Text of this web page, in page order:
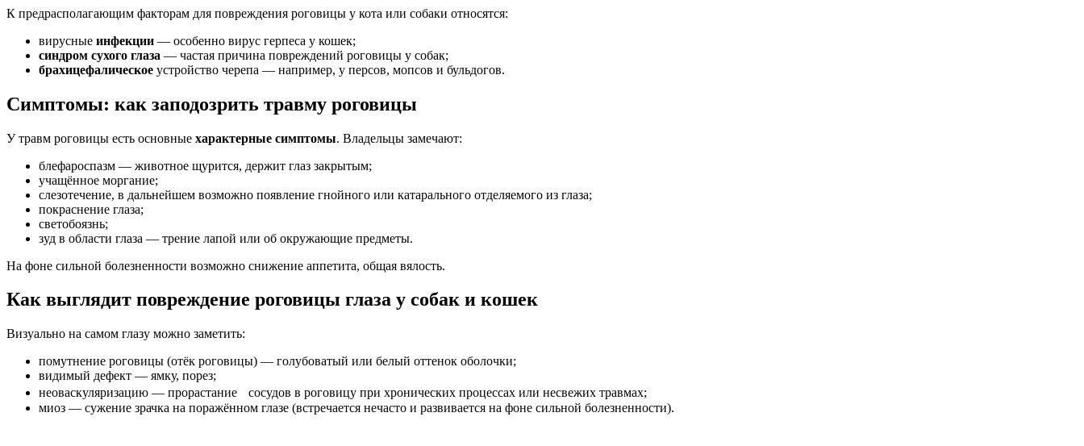
К предрасполагающим факторам для повреждения роговицы у кота или собаки относятся:
вирусные инфекции — особенно вирус герпеса у кошек;
синдром сухого глаза — частая причина повреждений роговицы у собак;
брахицефалическое устройство черепа — например, у персов, мопсов и бульдогов.
Симптомы: как заподозрить травму роговицы
У травм роговицы есть основные характерные симптомы. Владельцы замечают:
блефароспазм — животное щурится, держит глаз закрытым;
учащённое моргание;
слезотечение, в дальнейшем возможно появление гнойного или катарального отделяемого из глаза;
покраснение глаза;
светобоязнь;
зуд в области глаза — трение лапой или об окружающие предметы.
На фоне сильной болезненности возможно снижение аппетита, общая вялость.
Как выглядит повреждение роговицы глаза у собак и кошек
Визуально на самом глазу можно заметить:
помутнение роговицы (отёк роговицы) — голубоватый или белый оттенок оболочки;
видимый дефект — ямку, порез;
неоваскуляризацию — прорастание сосудов в роговицу при хронических процессах или несвежих травмах;
миоз — сужение зрачка на поражённом глазе (встречается нечасто и развивается на фоне сильной болезненности).